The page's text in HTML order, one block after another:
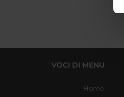
VOCI DI MENU
Home